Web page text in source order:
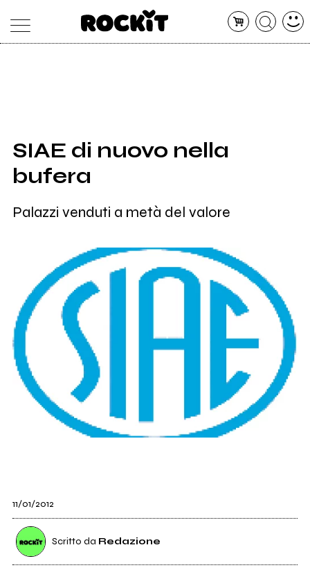
SHOP
RADIO
SIAE di nuovo nella
bufera
Palazzi venduti a metà del valore
11/01/2012
Scritto da Redazione